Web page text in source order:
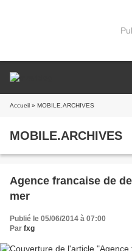
Accueil » MOBILE.ARCHIVES
MOBILE.ARCHIVES
Agence francaise de
mer
Publié le 05/06/2014 à 07:00
Par fxg